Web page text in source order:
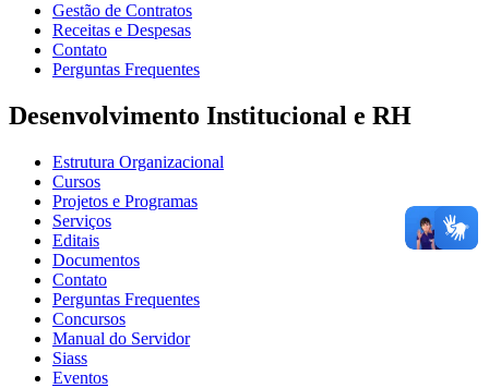
Gestão de Contratos
Receitas e Despesas
Contato
Perguntas Frequentes
Desenvolvimento Institucional e RH
Estrutura Organizacional
Cursos
Projetos e Programas
Serviços
Editais
Documentos
Contato
Perguntas Frequentes
Concursos
Manual do Servidor
Siass
Eventos